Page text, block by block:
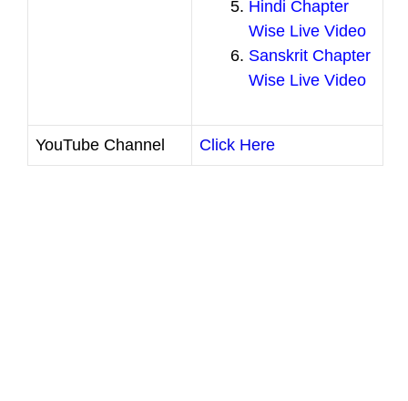
Hindi Chapter
Wise Live Video
Sanskrit Chapter
Wise Live Video
YouTube Channel Click Here